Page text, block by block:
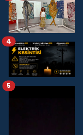
4
5